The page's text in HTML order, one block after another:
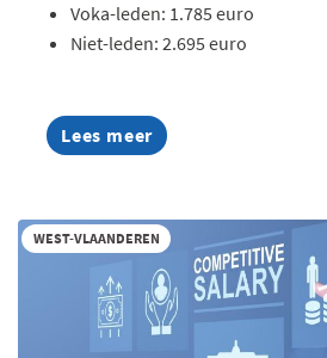
Voka-leden: 1.785 euro
Niet-leden: 2.695 euro
Lees meer
about
AI
2026
WEST-VLAANDEREN